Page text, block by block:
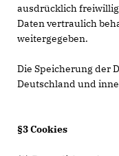
ausdrücklich
Daten vertraulich
weitergegeben.
Die Speicherung der
Deutschland und
§3 Cookies